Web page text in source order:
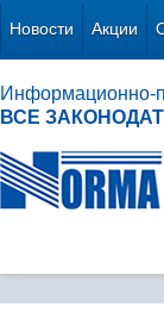
Новости Акции
Информационно-
ВСЕ